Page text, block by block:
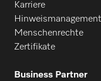
Karriere
Hinweismanagement
Menschenrechte
Zertifikate
Business Partner